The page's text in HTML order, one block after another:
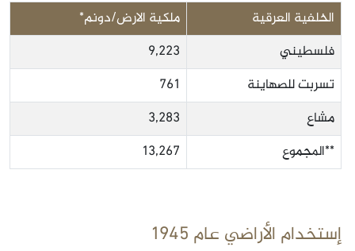
الخلفية العرقية
ملكية الارض/دونم*
فلسطيني
9,223
تسربت للصهاينة
761
مشاع
3,283
**المجموع
13,267
إستخدام الأراضي عام 1945